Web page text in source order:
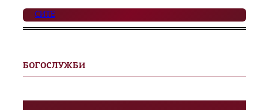
СИТЕ
БОГОСЛУЖБИ